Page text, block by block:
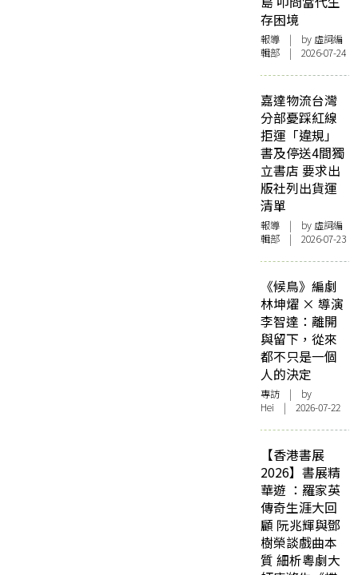
存困境
報導 | by 虛詞編
輯部 | 2026-07-24
嘉達物流台灣
分部憂踩紅線
拒運「違規」
書及停送4間獨
立書店 要求出
版社列出貨運
清單
報導 | by 虛詞編
輯部 | 2026-07-23
《候鳥》編劇
林坤燿 × 導演
李智達：離開
與留下，從來
都不只是一個
人的決定
專訪 | by
Hei | 2026-07-22
【香港書展
2026】書展精
華遊 ：羅家英
傳奇生涯大回
顧 阮兆輝與鄧
樹榮談戲曲本
質 細析粵劇大